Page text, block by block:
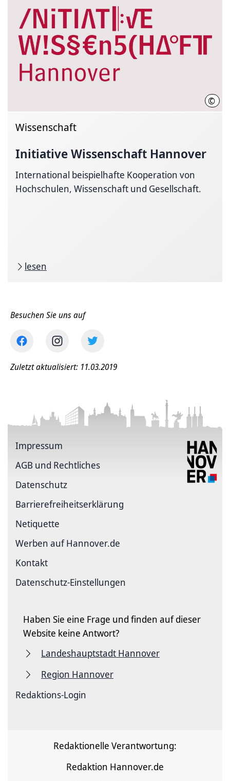
©
Wissenschaft
Initiative Wissenschaft Hannover
International beispielhafte Kooperation von
Hochschulen, Wissenschaft und Gesellschaft.
lesen
Besuchen Sie uns auf
Zuletzt aktualisiert: 11.03.2019
Impressum
AGB und Rechtliches
Datenschutz
Barriere­freiheits­erklärung
Netiquette
Werben auf Hannover.de
Kontakt
Datenschutz-Einstellungen
Haben Sie eine Frage und finden auf dieser
Website keine Antwort?
Landeshauptstadt Hannover
Region Hannover
Redaktions-Login
Redaktionelle Verantwortung:
Redaktion Hannover.de